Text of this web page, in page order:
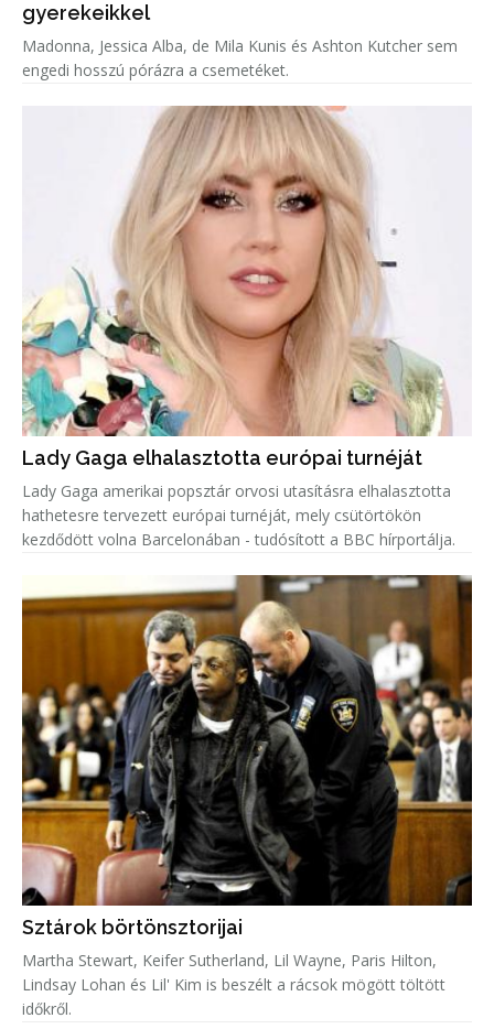
gyerekeikkel
Madonna, Jessica Alba, de Mila Kunis és Ashton Kutcher sem
engedi hosszú pórázra a csemetéket.
Lady Gaga elhalasztotta európai turnéját
Lady Gaga amerikai popsztár orvosi utasításra elhalasztotta
hathetesre tervezett európai turnéját, mely csütörtökön
kezdődött volna Barcelonában - tudósított a BBC hírportálja.
Sztárok börtönsztorijai
Martha Stewart, Keifer Sutherland, Lil Wayne, Paris Hilton,
Lindsay Lohan és Lil' Kim is beszélt a rácsok mögött töltött
időkről.